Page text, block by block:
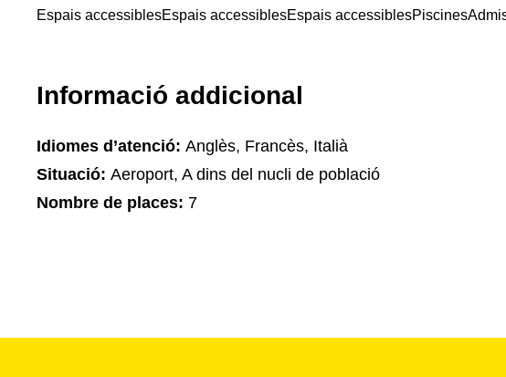
Espais accessiblesEspais accessiblesEspais accessiblesPiscines
Informació addicional
Idiomes d’atenció: Anglès, Francès, Italià
Situació: Aeroport, A dins del nucli de població
Nombre de places: 7